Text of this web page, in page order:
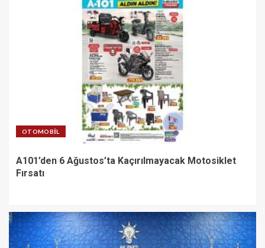
OTOMOBIL
A101’den 6 Ağustos’ta Kaçırılmayacak Motosiklet
Fırsatı